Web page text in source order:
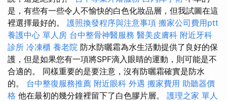
是，有些有一些令人不愉快的白色化妝品層，但我試圖在這
裡選擇最好的。 護照換發程序與注意事項 搬家公司費用ptt
養護中心 單人房 台中整骨神醫服務 醫美皮膚科 附近牙科
診所 冷凍櫃 養老院 防水防曬霜為水生活動提供了良好的保
護，但是如果您有一項將SPF滴入眼睛的運動，則可能是不
合適的。 同樣重要的是要注意，沒有防曬霜確實是防水
的。 台中整復服務推薦 附近眼科 外遇 搬家費用 助聽器價
格 他在最初的幾分鐘裡留下了白色膠片層。 護理之家 單人